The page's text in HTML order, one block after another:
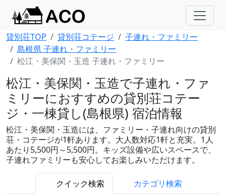
貸別荘TOP 貸別荘コテージ
子連れ・ファミリー
島根県 子連れ・ファミリー
松江・美保関・玉造 子連れ・ファミリー
松江・美保関・玉造で子連れ・ファ
ミリーにおすすめの貸別荘コテー
ジ・一棟貸し(島根県) 宿泊情報
松江・美保関・玉造には、ファミリー・子連れ向けの貸別
荘・コテージが1軒あります。大人数対応1軒と充実。1人
あたり5,500円～5,500円。キッズ設備や広いスペースで、
子連れファミリーも安心してお楽しみいただけます。
クイック検索 カテゴリ検索